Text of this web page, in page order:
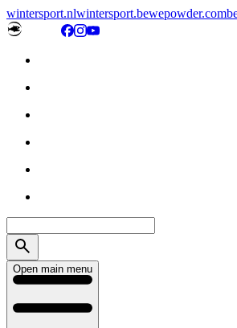
wintersport.nlwintersport.bewepowder.com
Open main menu